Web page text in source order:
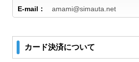
E-mail： amami@simauta.net
カード決済について